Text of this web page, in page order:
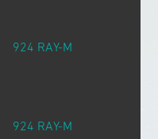
924 RAY-M
924 RAY-M